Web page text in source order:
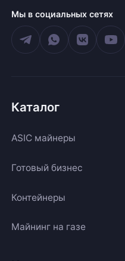
Мы в социальных сетях
Каталог
ASIC майнеры
Готовый бизнес
Контейнеры
Майнинг на газе